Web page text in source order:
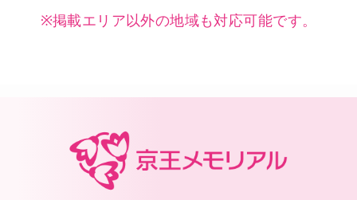
※掲載エリア以外の地域も対応可能です。